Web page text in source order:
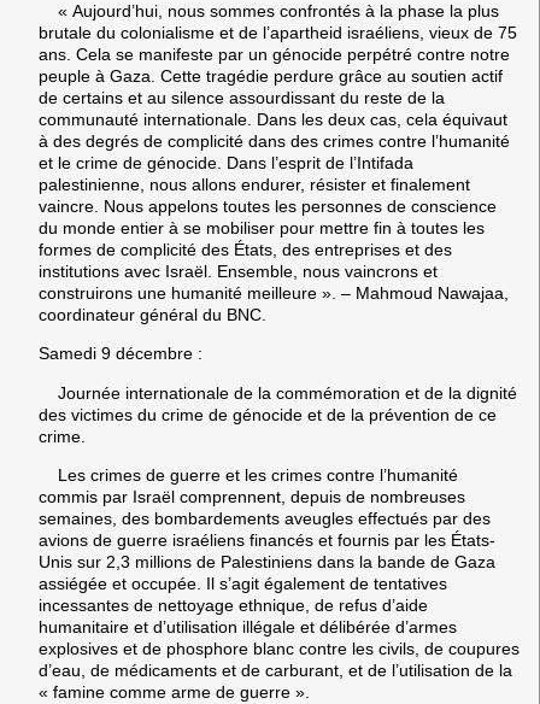
« Aujourd’hui, nous sommes confrontés à la phase la plus
brutale du colonialisme et de l’apartheid israéliens, vieux de 75
ans. Cela se manifeste par un génocide perpétré contre notre
peuple à Gaza. Cette tragédie perdure grâce au soutien actif
de certains et au silence assourdissant du reste de la
communauté internationale. Dans les deux cas, cela équivaut
à des degrés de complicité dans des crimes contre l’humanité
et le crime de génocide. Dans l’esprit de l’Intifada
palestinienne, nous allons endurer, résister et finalement
vaincre. Nous appelons toutes les personnes de conscience
du monde entier à se mobiliser pour mettre fin à toutes les
formes de complicité des États, des entreprises et des
institutions avec Israël. Ensemble, nous vaincrons et
construirons une humanité meilleure ». – Mahmoud Nawajaa,
coordinateur général du BNC.
Samedi 9 décembre :
Journée internationale de la commémoration et de la dignité
des victimes du crime de génocide et de la prévention de ce
crime.
Les crimes de guerre et les crimes contre l’humanité
commis par Israël comprennent, depuis de nombreuses
semaines, des bombardements aveugles effectués par des
avions de guerre israéliens financés et fournis par les États-
Unis sur 2,3 millions de Palestiniens dans la bande de Gaza
assiégée et occupée. Il s’agit également de tentatives
incessantes de nettoyage ethnique, de refus d’aide
humanitaire et d’utilisation illégale et délibérée d’armes
explosives et de phosphore blanc contre les civils, de coupures
d’eau, de médicaments et de carburant, et de l’utilisation de la
« famine comme arme de guerre ».